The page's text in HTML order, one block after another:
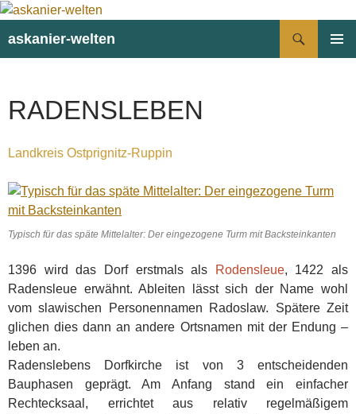
askanier-welten
RADENSLEBEN
Landkreis Ostprignitz-Ruppin
Typisch für das späte Mittelalter: Der eingezogene Turm mit Backsteinkanten
1396 wird das Dorf erstmals als Rodensleue, 1422 als
Radensleue erwähnt. Ableiten lässt sich der Name wohl
vom slawischen Personennamen Radoslaw. Spätere Zeit
glichen dies dann an andere Ortsnamen mit der Endung –
leben an.
Radenslebens Dorfkirche ist von 3 entscheidenden
Bauphasen geprägt. Am Anfang stand ein einfacher
Rechtecksaal, errichtet aus relativ regelmäßigem